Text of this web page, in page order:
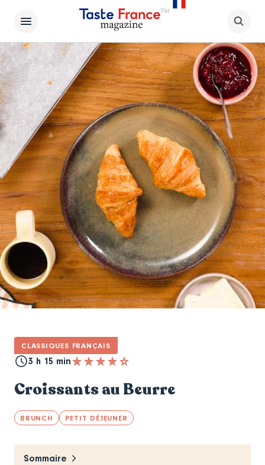
CLASSIQUES FRANÇAIS
3 h 15 min
Croissants au Beurre
BRUNCH PETIT DÉJEUNER
Sommaire